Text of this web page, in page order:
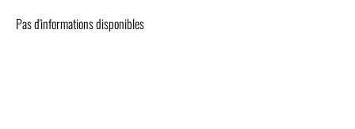
Pas d'informations disponibles